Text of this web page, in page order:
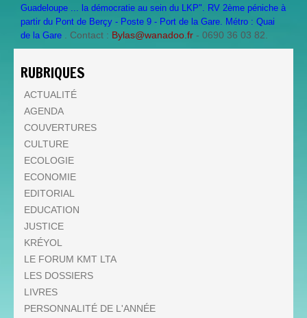
Guadeloupe ... la démocratie au sein du LKP". RV 2ème péniche à
partir du Pont de Berçy - Poste 9 - Port de la Gare. Métro : Quai
de la Gare . Contact : Bylas@wanadoo.fr - 0690 36 03 82.
RUBRIQUES
ACTUALITÉ
AGENDA
COUVERTURES
CULTURE
ECOLOGIE
ECONOMIE
EDITORIAL
EDUCATION
JUSTICE
KRÉYOL
LE FORUM KMT LTA
LES DOSSIERS
LIVRES
PERSONNALITÉ DE L'ANNÉE